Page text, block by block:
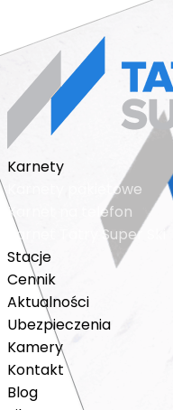
Karnety
Karnety pakietowe
Karnet na telefon
Karnet Tatry Super Ski
Stacje
Cennik
Aktualności
Ubezpieczenia
Kamery
Kontakt
Blog